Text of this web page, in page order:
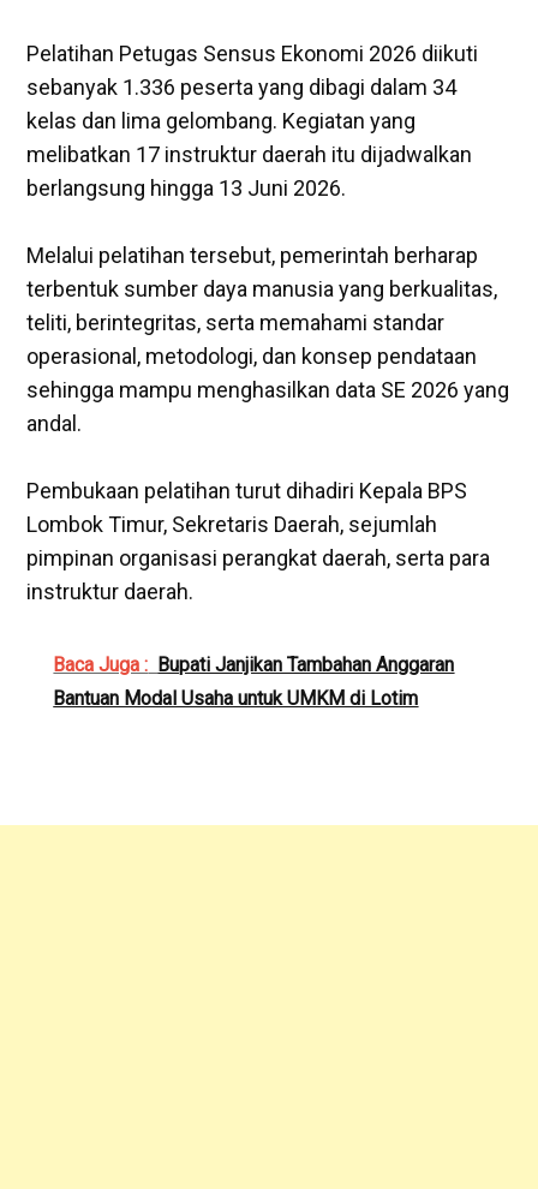
‎Pelatihan Petugas Sensus Ekonomi 2026 diikuti
sebanyak 1.336 peserta yang dibagi dalam 34
kelas dan lima gelombang. Kegiatan yang
melibatkan 17 instruktur daerah itu dijadwalkan
berlangsung hingga 13 Juni 2026.
‎Melalui pelatihan tersebut, pemerintah berharap
terbentuk sumber daya manusia yang berkualitas,
teliti, berintegritas, serta memahami standar
operasional, metodologi, dan konsep pendataan
sehingga mampu menghasilkan data SE 2026 yang
andal.
‎Pembukaan pelatihan turut dihadiri Kepala BPS
Lombok Timur, Sekretaris Daerah, sejumlah
pimpinan organisasi perangkat daerah, serta para
instruktur daerah.
Baca Juga : Bupati Janjikan Tambahan Anggaran
Bantuan Modal Usaha untuk UMKM di Lotim